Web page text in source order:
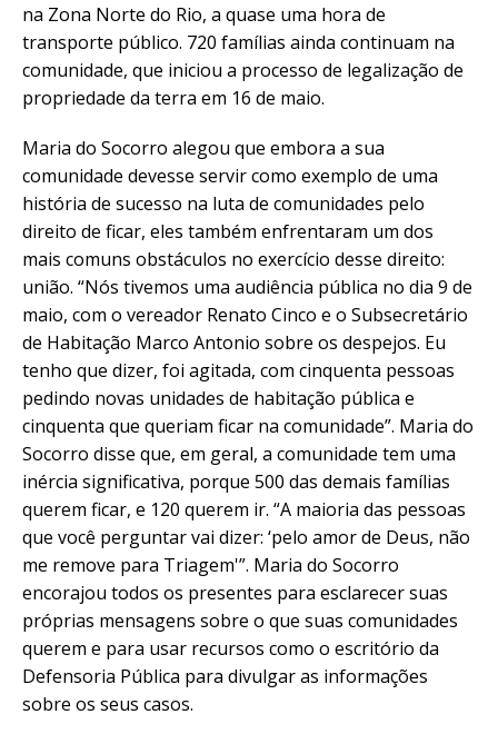
na Zona Norte do Rio, a quase uma hora de
transporte público. 720 famílias ainda continuam na
comunidade, que iniciou a processo de legalização de
propriedade da terra em 16 de maio.
Maria do Socorro alegou que embora a sua
comunidade devesse servir como exemplo de uma
história de sucesso na luta de comunidades pelo
direito de ficar, eles também enfrentaram um dos
mais comuns obstáculos no exercício desse direito:
união. “Nós tivemos uma audiência pública no dia 9 de
maio, com o vereador Renato Cinco e o Subsecretário
de Habitação Marco Antonio sobre os despejos. Eu
tenho que dizer, foi agitada, com cinquenta pessoas
pedindo novas unidades de habitação pública e
cinquenta que queriam ficar na comunidade”. Maria do
Socorro disse que, em geral, a comunidade tem uma
inércia significativa, porque 500 das demais famílias
querem ficar, e 120 querem ir. “A maioria das pessoas
que você perguntar vai dizer: ‘pelo amor de Deus, não
me remove para Triagem'”. Maria do Socorro
encorajou todos os presentes para esclarecer suas
próprias mensagens sobre o que suas comunidades
querem e para usar recursos como o escritório da
Defensoria Pública para divulgar as informações
sobre os seus casos.